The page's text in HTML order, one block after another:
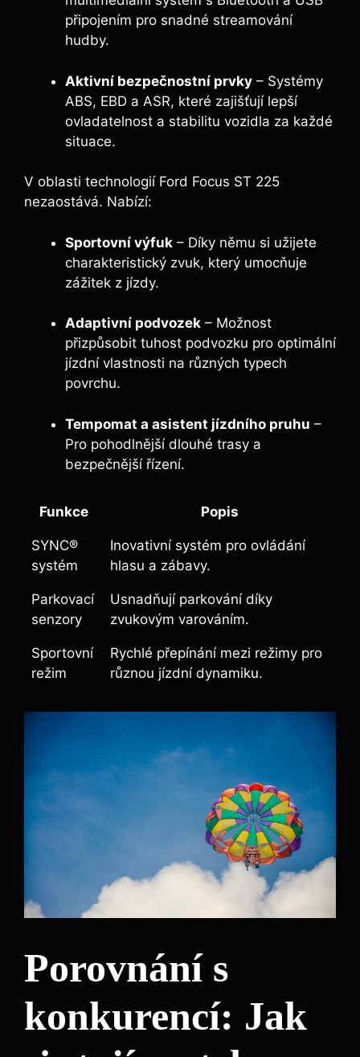
připojením pro snadné streamování
hudby.
Aktivní bezpečnostní prvky – Systémy
ABS, EBD a ASR, které zajišťují lepší
ovladatelnost a stabilitu vozidla za každé
situace.
V oblasti technologií Ford Focus ST 225
nezaostává. Nabízí:
Sportovní výfuk – Díky němu si užijete
charakteristický zvuk, který umocňuje
zážitek z jízdy.
Adaptivní podvozek – Možnost
přizpůsobit tuhost podvozku pro optimální
jízdní vlastnosti na různých typech
povrchu.
Tempomat a asistent jízdního pruhu –
Pro pohodlnější dlouhé trasy a
bezpečnější řízení.
Funkce Popis
SYNC®
systém
Inovativní systém pro ovládání
hlasu a zábavy.
Parkovací
senzory
Usnadňují parkování díky
zvukovým varováním.
Sportovní
režim
Rychlé přepínání mezi režimy pro
různou jízdní dynamiku.
Porovnání s
konkurencí: Jak